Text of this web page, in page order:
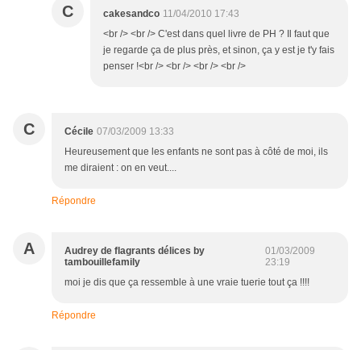
C cakesandco 11/04/2010 17:43
<br /> <br /> C'est dans quel livre de PH ? Il faut que
je regarde ça de plus près, et sinon, ça y est je t'y fais
penser !<br /> <br /> <br /> <br />
C Cécile 07/03/2009 13:33
Heureusement que les enfants ne sont pas à côté de moi, ils
me diraient : on en veut....
Répondre
A
Audrey de flagrants délices by
tambouillefamily
01/03/2009
23:19
moi je dis que ça ressemble à une vraie tuerie tout ça !!!!
Répondre